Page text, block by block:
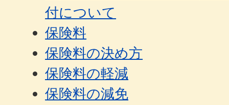
付について
保険料
保険料の決め方
保険料の軽減
保険料の減免